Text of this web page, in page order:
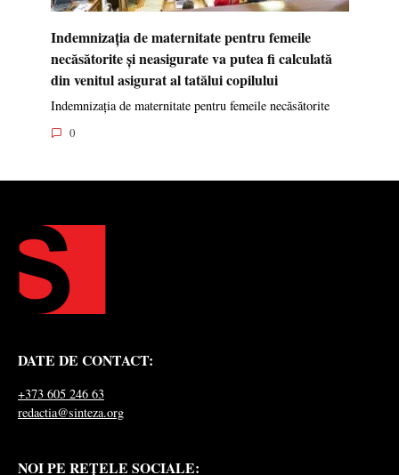
Indemnizația de maternitate pentru femeile
necăsătorite și neasigurate va putea fi calculată
din venitul asigurat al tatălui copilului
Indemnizația de maternitate pentru femeile necăsătorite
0
DATE DE CONTACT:
+373 605 246 63
redactia@sinteza.org
NOI PE REȚELE SOCIALE: